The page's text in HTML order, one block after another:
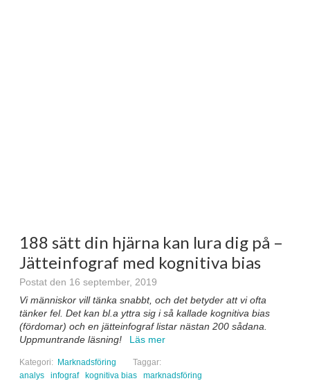
188 sätt din hjärna kan lura dig på –
Jätteinfograf med kognitiva bias
Postat den 16 september, 2019
Vi människor vill tänka snabbt, och det betyder att vi ofta
tänker fel. Det kan bl.a yttra sig i så kallade kognitiva bias
(fördomar) och en jätteinfograf listar nästan 200 sådana.
Uppmuntrande läsning!
Läs mer
Kategori: Marknadsföring
Taggar:
analys
infograf kognitiva bias marknadsföring